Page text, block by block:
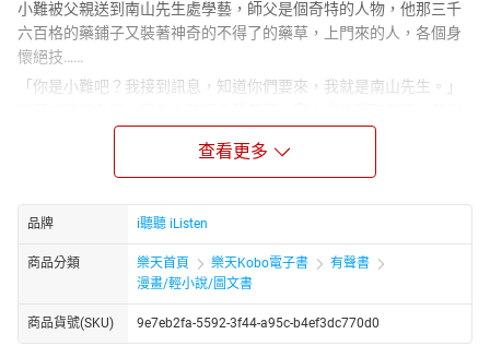
小難被父親送到南山先生處學藝，師父是個奇特的人物，他那三千
六百格的藥鋪子又裝著神奇的不得了的藥草，上門來的人，各個身
懷絕技……
「你是小難吧？我接到訊息，知道你們要來，我就是南山先生。」
我「小難」，災難的「難」，希望我小災小難多經歷些，那些大災
這是小難和南山先生第一次見面，在招搖山半山腰，那時他正在找
祝餘草。南山先生要小難做的第一件事情，就是改口叫他「師
父」。
這裡太多讓人覺得新奇的事物，就拿大堂那面百子櫃牆來說好了，
整面牆都是透著香氣的松樟木做成的，上頭有數不清的小箱子。上
面幾層比較小，下面幾層比較寬。到底有幾個箱子呢？小難問了師
父，師父微笑的說：「我已經弄不清楚了，你可以自己數一數。」
查看更多
品牌 i聽聽 iListen
商品分類 樂天首頁 樂天Kobo電子書
有聲書
漫畫/輕小說/圖文書
商品貨號(SKU) 9e7eb2fa-5592-3f44-a95c-b4ef3dc770d0